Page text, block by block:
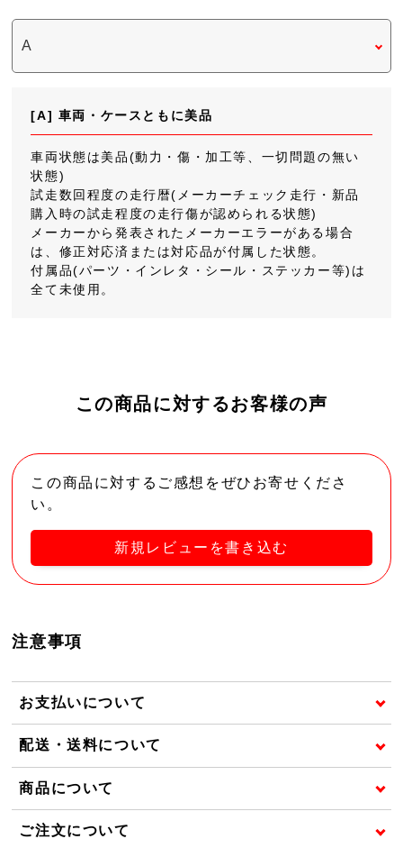
[A] 車両・ケースともに美品
車両状態は美品(動力・傷・加工等、一切問題の無い
状態)
試走数回程度の走行暦(メーカーチェック走行・新品
購入時の試走程度の走行傷が認められる状態)
メーカーから発表されたメーカーエラーがある場合
は、修正対応済または対応品が付属した状態。
付属品(パーツ・インレタ・シール・ステッカー等)は
全て未使用。
この商品に対するお客様の声
この商品に対するご感想をぜひお寄せくださ
い。
新規レビューを書き込む
注意事項
お支払いについて
配送・送料について
商品について
ご注文について